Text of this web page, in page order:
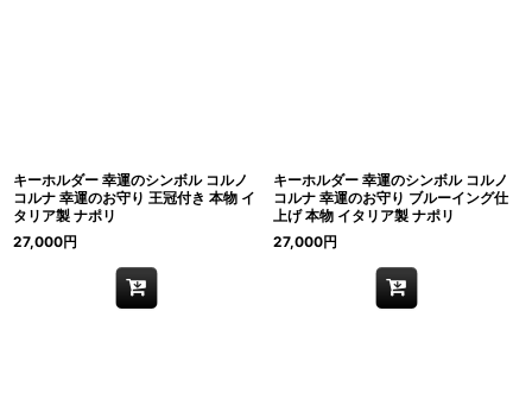
キーホルダー 幸運のシンボル コルノ
コルナ 幸運のお守り 王冠付き 本物 イ
タリア製 ナポリ
27,000円
キーホルダー 幸運のシンボル コルノ
コルナ 幸運のお守り ブルーイング仕
上げ 本物 イタリア製 ナポリ
27,000円